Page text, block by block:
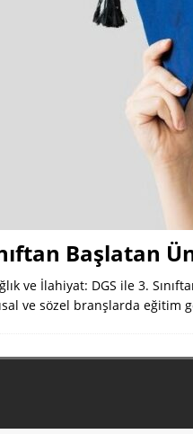
Başlatan
ve İlahiyat: DGS ile 3.
ve sözel branşlarda eğitim